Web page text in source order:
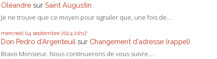
Oléandre sur Saint Augustin
Je ne trouve que ce moyen pour signaler que, une fois de...
mercredi 04 septembre 2024 21h17
Don Pedro d‘Argenteuil sur Changement d'adresse (rappel)
Bravo Monsieur. Nous continuerons de vous suivre....